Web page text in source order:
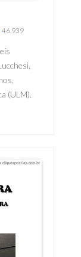
46.939
(ULM).